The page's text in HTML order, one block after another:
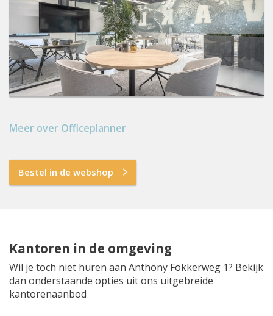
Meer over Officeplanner
Bestel in de webshop
Kantoren in de omgeving
Wil je toch niet huren aan Anthony Fokkerweg 1? Bekijk
dan onderstaande opties uit ons uitgebreide
kantorenaanbod